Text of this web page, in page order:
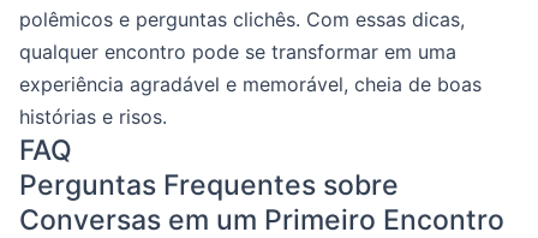
polêmicos e perguntas clichês. Com essas dicas,
qualquer encontro pode se transformar em uma
experiência agradável e memorável, cheia de boas
histórias e risos.
FAQ
Perguntas Frequentes sobre
Conversas em um Primeiro Encontro